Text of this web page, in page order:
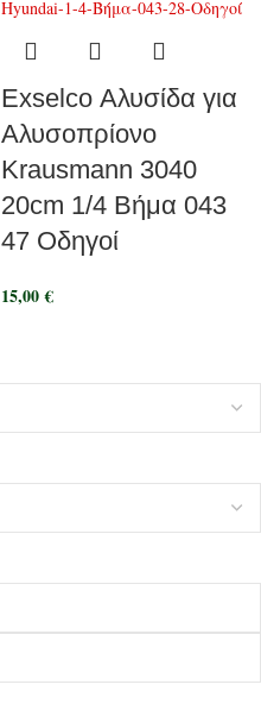
Exselco Αλυσίδα για
Αλυσοπρίονο
Krausmann 3040
20cm 1/4 Βήμα 043
47 Οδηγοί
15,00€